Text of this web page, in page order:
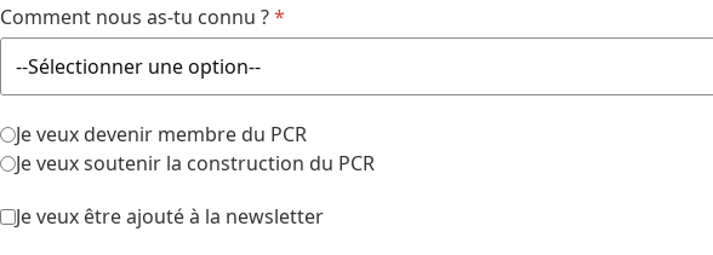
Comment nous as-tu connu ?*
Je veux devenir membre du PCR
Je veux soutenir la construction du PCR
Je veux être ajouté à la newsletter